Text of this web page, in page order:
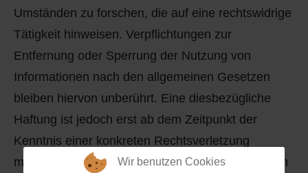
Umständen zu forschen, die auf eine rechtswidrige
Tätigkeit hinweisen. Verpflichtungen zur
Entfernung oder Sperrung der Nutzung von
Informationen nach den allgemeinen Gesetzen
bleiben hiervon unberührt. Eine diesbezügliche
Haftung ist jedoch erst ab dem Zeitpunkt der
Kenntnis einer konkreten Rechtsverletzung
möglich. Bei bekannt werden von entsprechenden
Wir benutzen Cookies